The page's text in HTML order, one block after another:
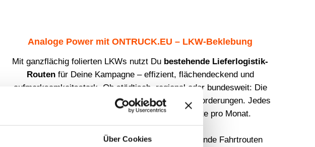
Über Cookies
Analoge Power mit ONTRUCK.EU – LKW-Beklebung
Mit ganzflächig folierten LKWs nutzt Du bestehende Lieferlogistik-
Routenfür Deine Kampagne – effizient, flächendeckend und
aufmerksamkeitsstark. Ob städtisch, regional oder bundesweit: Die
Aussteuerung erfolgt zielgerichtet nach Deinen Anforderungen. Jedes
Fahrzeug erzielt über eine Million Sichtkontakte pro Monat.
Die Kampagnen sind CO₂-neutral, da sie bestehende Fahrtrouten